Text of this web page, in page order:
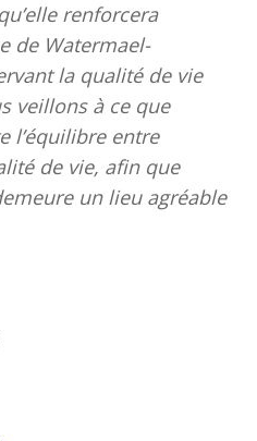
renforcera
de Watermael-
la qualité de vie
veillons à ce que
l’équilibre entre
de vie, afin que
un lieu agréable